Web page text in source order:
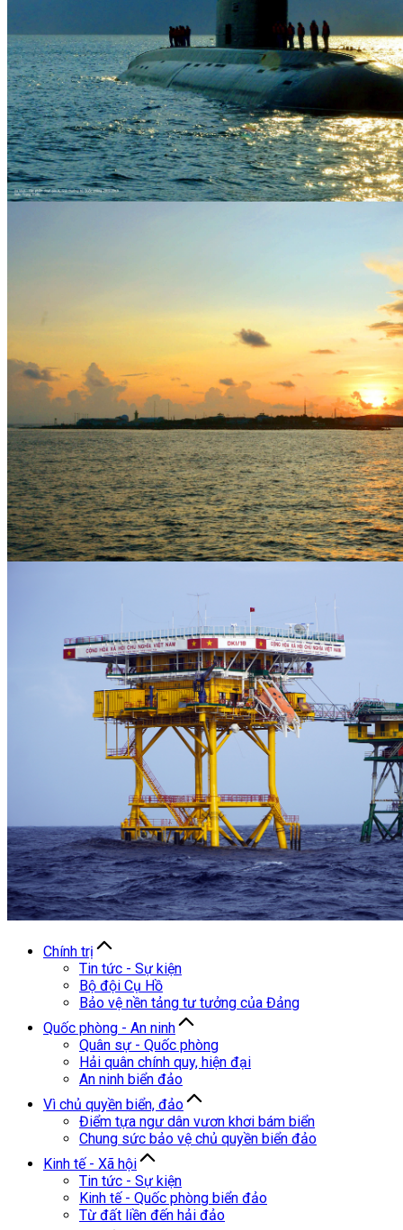
Chính trị
Tin tức - Sự kiện
Bộ đội Cụ Hồ
Bảo vệ nền tảng tư tưởng của Đảng
Quốc phòng - An ninh
Quân sự - Quốc phòng
Hải quân chính quy, hiện đại
An ninh biển đảo
Vì chủ quyền biển, đảo
Điểm tựa ngư dân vươn khơi bám biển
Chung sức bảo vệ chủ quyền biển đảo
Kinh tế - Xã hội
Tin tức - Sự kiện
Kinh tế - Quốc phòng biển đảo
Từ đất liền đến hải đảo